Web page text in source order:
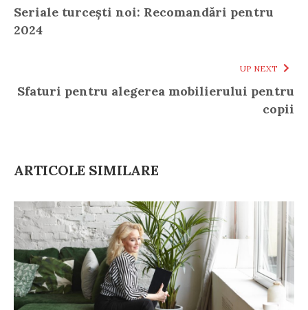
Seriale turcești noi: Recomandări pentru
2024
UP NEXT
Sfaturi pentru alegerea mobilierului pentru
copii
ARTICOLE SIMILARE